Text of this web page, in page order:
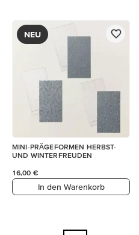
NEU
MINI-PRÄGEFORMEN HERBST-
UND WINTERFREUDEN
16,00 €
In den Warenkorb